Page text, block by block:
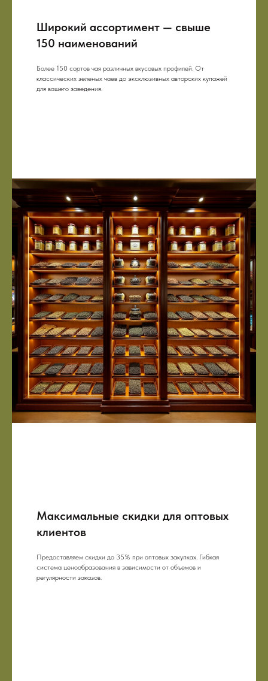
Широкий ассортимент — свыше
150 наименований
Более 150 сортов чая различных вкусовых профилей. От
классических зеленых чаев до эксклюзивных авторских купажей
для вашего заведения.
Максимальные скидки для оптовых
клиентов
Предоставляем скидки до 35% при оптовых закупках. Гибкая
система ценообразования в зависимости от объемов и
регулярности заказов.